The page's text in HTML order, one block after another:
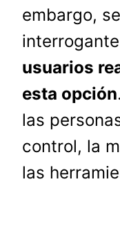
embargo,
usuarios
esta opción
las
control, la
las